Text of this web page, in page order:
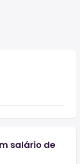
salário de